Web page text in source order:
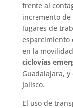
frente al
incremento de
lugares de
esparcimiento
en la
ciclovías
Guadalajara,
Jalisco.
El uso de